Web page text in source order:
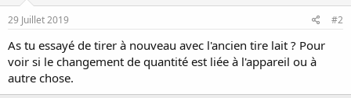
29 Juillet 2019 #2
As tu essayé de tirer à nouveau avec l'ancien tire lait ? Pour
voir si le changement de quantité est liée à l'appareil ou à
autre chose.